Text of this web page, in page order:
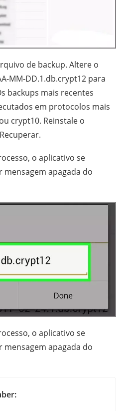
de backup. Altere o
MM-DD.1.db.crypt12 para
backups mais recentes
em protocolos mais
crypt10. Reinstale o
o aplicativo se
apagada do
o aplicativo se
apagada do